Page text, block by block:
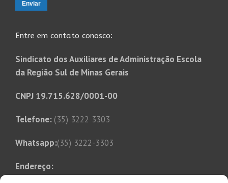
Entre em contato conosco:
Sindicato dos Auxiliares de Administração Escola
da Região Sul de Minas Gerais
CNPJ 19.715.628/0001-00
Telefone: (35) 3222 3303
Whatsapp:(35) 3222-3303
Endereço: